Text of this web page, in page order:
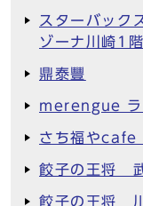
スターバック
ゾーナ川崎1
鼎泰豐
merengue ラ
さち福やcafe
餃子の王将
餃子の王将